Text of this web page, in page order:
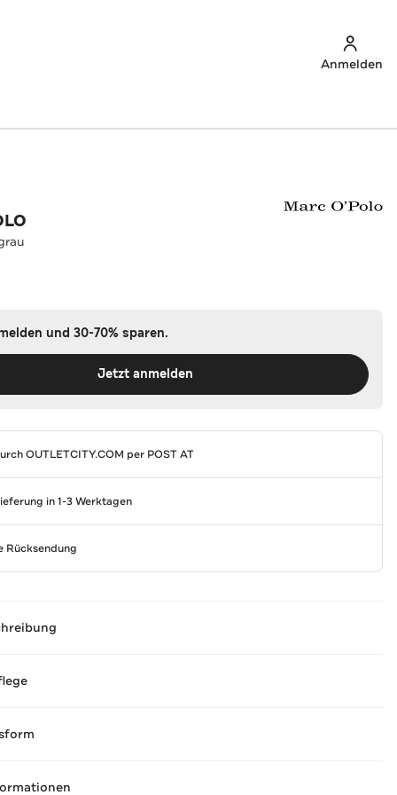
Anmelden
und 30-70% sparen.
Jetzt anmelden
OUTLETCITY.COM per POST AT
in 1-3 Werktagen
Rücksendung